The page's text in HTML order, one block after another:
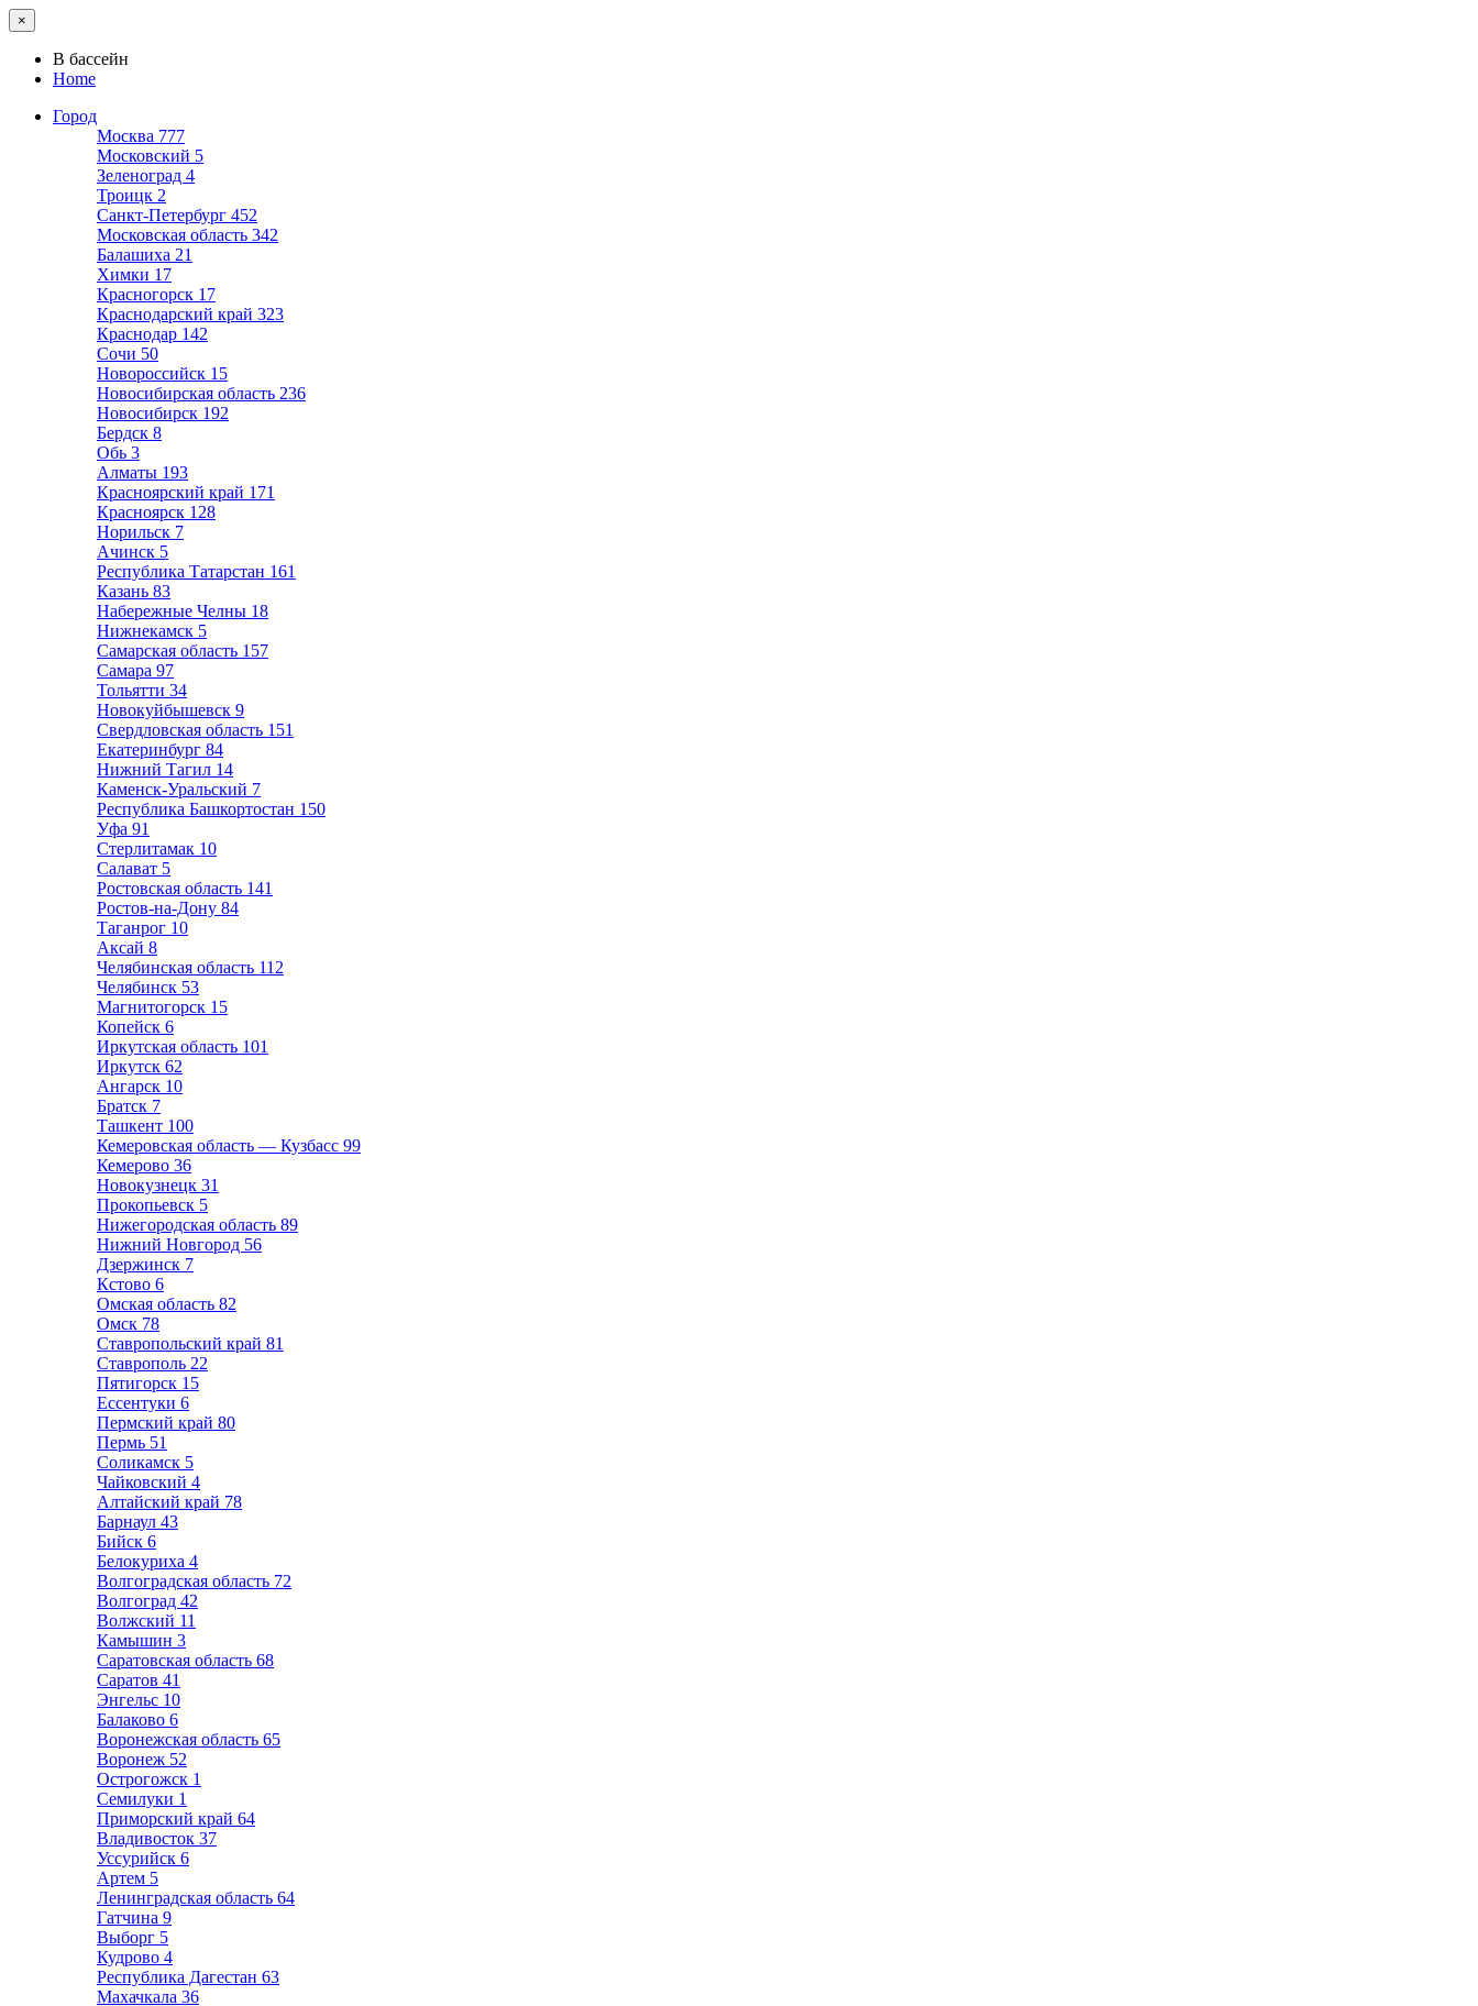
×
В бассейн
Home
Город
Москва 777
Московский 5
Зеленоград 4
Троицк 2
Санкт-Петербург 452
Московская область 342
Балашиха 21
Химки 17
Красногорск 17
Краснодарский край 323
Краснодар 142
Сочи 50
Новороссийск 15
Новосибирская область 236
Новосибирск 192
Бердск 8
Обь 3
Алматы 193
Красноярский край 171
Красноярск 128
Норильск 7
Ачинск 5
Республика Татарстан 161
Казань 83
Набережные Челны 18
Нижнекамск 5
Самарская область 157
Самара 97
Тольятти 34
Новокуйбышевск 9
Свердловская область 151
Екатеринбург 84
Нижний Тагил 14
Каменск-Уральский 7
Республика Башкортостан 150
Уфа 91
Стерлитамак 10
Салават 5
Ростовская область 141
Ростов-на-Дону 84
Таганрог 10
Аксай 8
Челябинская область 112
Челябинск 53
Магнитогорск 15
Копейск 6
Иркутская область 101
Иркутск 62
Ангарск 10
Братск 7
Ташкент 100
Кемеровская область — Кузбасс 99
Кемерово 36
Новокузнецк 31
Прокопьевск 5
Нижегородская область 89
Нижний Новгород 56
Дзержинск 7
Кстово 6
Омская область 82
Омск 78
Ставропольский край 81
Ставрополь 22
Пятигорск 15
Ессентуки 6
Пермский край 80
Пермь 51
Соликамск 5
Чайковский 4
Алтайский край 78
Барнаул 43
Бийск 6
Белокуриха 4
Волгоградская область 72
Волгоград 42
Волжский 11
Камышин 3
Саратовская область 68
Саратов 41
Энгельс 10
Балаково 6
Воронежская область 65
Воронеж 52
Острогожск 1
Семилуки 1
Приморский край 64
Владивосток 37
Уссурийск 6
Артем 5
Ленинградская область 64
Гатчина 9
Выборг 5
Кудрово 4
Республика Дагестан 63
Махачкала 36